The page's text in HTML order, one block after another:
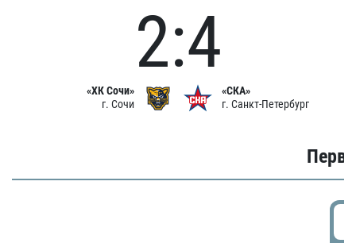
«ХК Сочи»
г. Сочи
2:4
«СКА»
г. Санкт-Петербург